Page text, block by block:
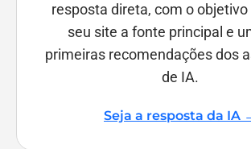
resposta direta, com o
seu site a fonte principal e
primeiras recomendações dos
de IA.
Seja a resposta da IA